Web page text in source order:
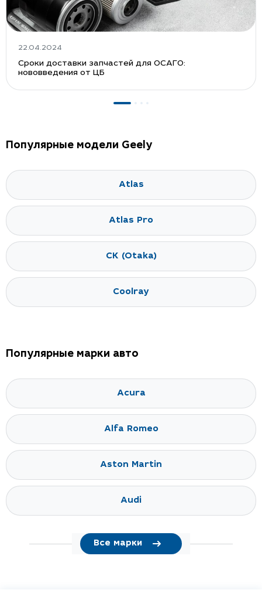
22.04.2024
Сроки доставки запчастей для ОСАГО:
нововведения от ЦБ
Популярные модели Geely
Atlas
Atlas Pro
CK (Otaka)
Coolray
Популярные марки авто
Acura
Alfa Romeo
Aston Martin
Audi
Все марки